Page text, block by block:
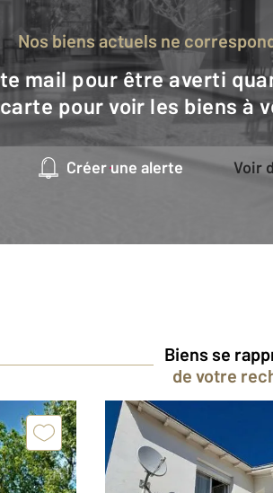
Nos biens actuels ne
carte pour voir les biens à
Créer une alerte
Biens se
de votre